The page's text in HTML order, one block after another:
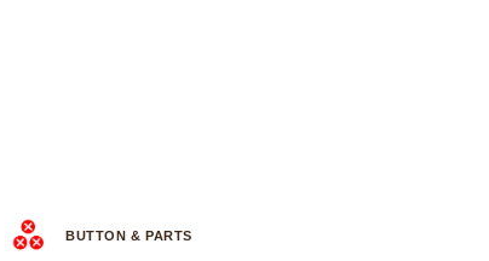
BUTTON & PARTS